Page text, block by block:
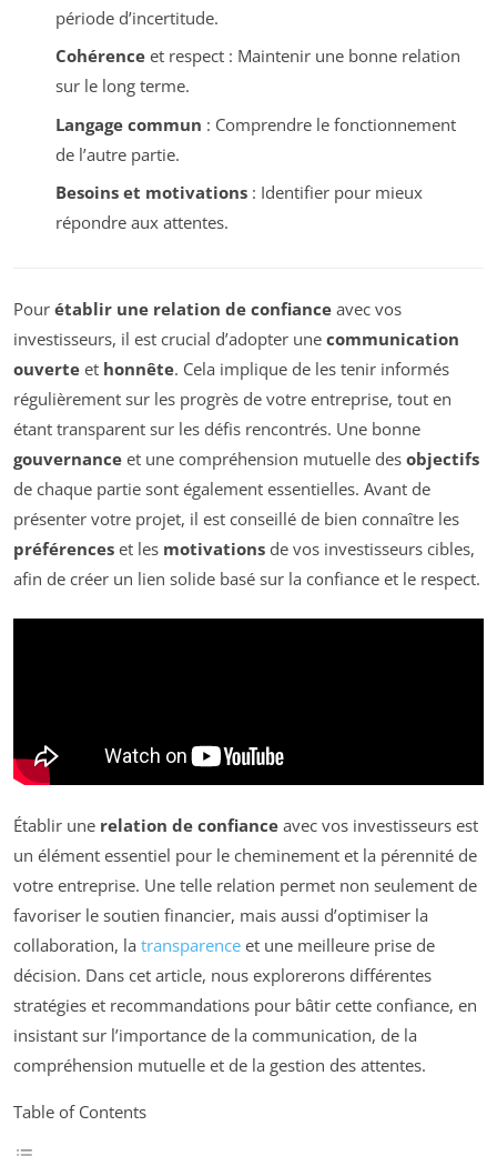
période d’incertitude.
Cohérenceet respect : Maintenir une bonne relation
sur le long terme.
Langage commun : Comprendre le fonctionnement
de l’autre partie.
Besoins et motivations: Identifier pour mieux
répondre aux attentes.
Pour établir une relation de confiance avec vos
investisseurs, il est crucial d’adopter une communication
ouverte et honnête. Cela implique de les tenir informés
régulièrement sur les progrès de votre entreprise, tout en
étant transparent sur les défis rencontrés. Une bonne
gouvernance et une compréhension mutuelle des objectifs
de chaque partie sont également essentielles. Avant de
présenter votre projet, il est conseillé de bien connaître les
préférences et les motivations de vos investisseurs cibles,
afin de créer un lien solide basé sur la confiance et le respect.
Établir une relation de confiance avec vos investisseurs est
un élément essentiel pour le cheminement et la pérennité de
votre entreprise. Une telle relation permet non seulement de
favoriser le soutien financier, mais aussi d’optimiser la
collaboration, la transparence et une meilleure prise de
décision. Dans cet article, nous explorerons différentes
stratégies et recommandations pour bâtir cette confiance, en
insistant sur l’importance de la communication, de la
compréhension mutuelle et de la gestion des attentes.
Table of Contents